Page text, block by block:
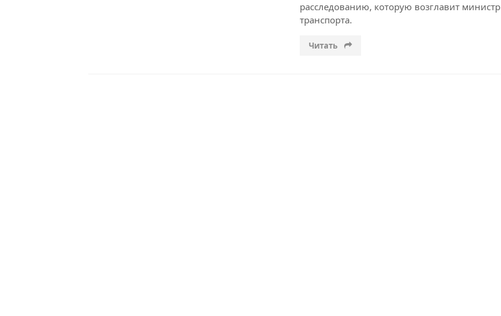
расследованию, которую возглавит министр
транспорта.
Читать